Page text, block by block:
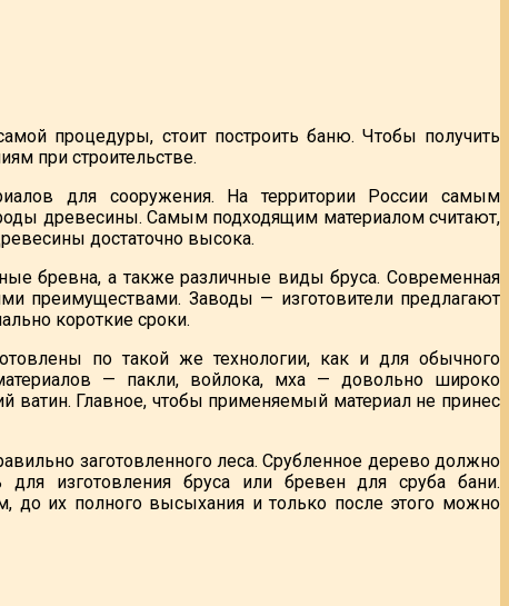
процедуры, стоит построить баню. Чтобы получить
при строительстве.
для сооружения. На территории России самым
древесины. Самым подходящим материалом считают,
достаточно высока.
бревна, а также различные виды бруса. Современная
преимуществами. Заводы — изготовители предлагают
короткие сроки.
по такой же технологии, как и для обычного
— пакли, войлока, мха — довольно широко
ватин. Главное, чтобы применяемый материал не принес
заготовленного леса. Срубленное дерево должно
изготовления бруса или бревен для сруба бани.
до их полного высыхания и только после этого можно